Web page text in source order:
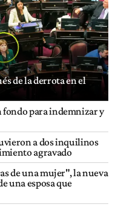
de la derrota en el
fondo para indemnizar y
a dos inquilinos
agravado
de una mujer", la nueva
una esposa que